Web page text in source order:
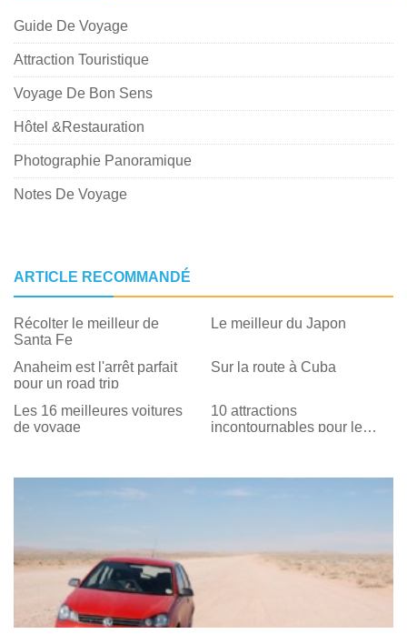
Guide De Voyage
Attraction Touristique
Voyage De Bon Sens
Hôtel &Restauration
Photographie Panoramique
Notes De Voyage
ARTICLE RECOMMANDÉ
Récolter le meilleur de
Santa Fe
Le meilleur du Japon
Anaheim est l'arrêt parfait
pour un road trip
Sur la route à Cuba
Les 16 meilleures voitures
de voyage
10 attractions
incontournables pour le